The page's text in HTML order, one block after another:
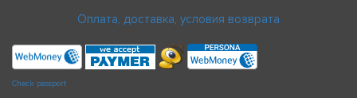
Оплата, доставка, условия возврата
Check passport